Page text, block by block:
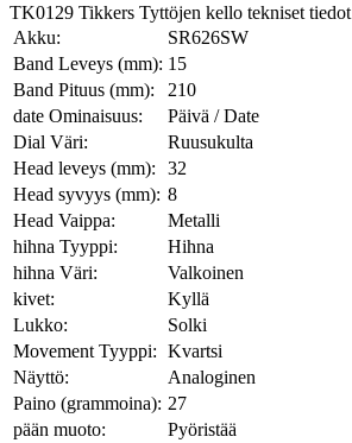
TK0129 Tikkers Tyttöjen kello tekniset tiedot
Akku:
SR626SW
Band Leveys (mm): 15
Band Pituus (mm):
210
date Ominaisuus:
Päivä / Date
Dial Väri:
Ruusukulta
Head leveys (mm):
32
Head syvyys (mm): 8
Head Vaippa:
Metalli
hihna Tyyppi:
Hihna
hihna Väri:
Valkoinen
kivet:
Kyllä
Lukko:
Solki
Movement Tyyppi: Kvartsi
Näyttö:
Analoginen
Paino (grammoina): 27
pään muoto:
Pyöristää